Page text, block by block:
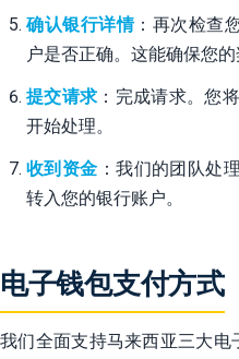
确认银行详情：再次检查
户是否正确。这能确保您
提交请求：完成请求。您
开始处理。
收到资金 ：我们的团队处
转入您的银行账户。
电子钱包支付方式
我们全面支持马来西亚三大电